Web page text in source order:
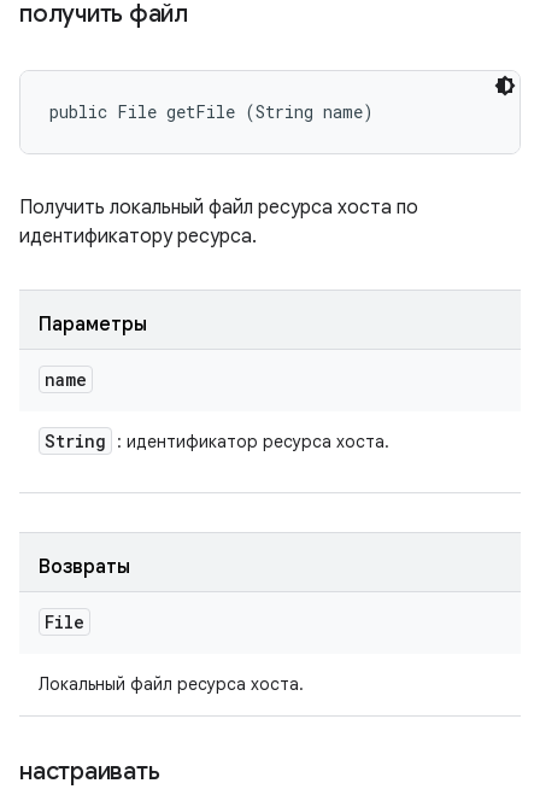
получить файл
public File getFile (String name)
Получить локальный файл ресурса хоста по
идентификатору ресурса.
Параметры
name
String : идентификатор ресурса хоста.
Возвраты
File
Локальный файл ресурса хоста.
настраивать